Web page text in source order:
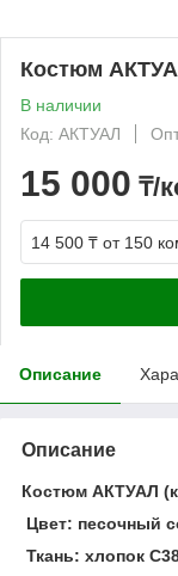
Костюм
В наличии
Код: АКТУАЛ
15 000 ₸/
14 500 ₸ от 150
Описание
Описание
Костюм АКТУАЛ
Цвет: песочный
Ткань: хлопок